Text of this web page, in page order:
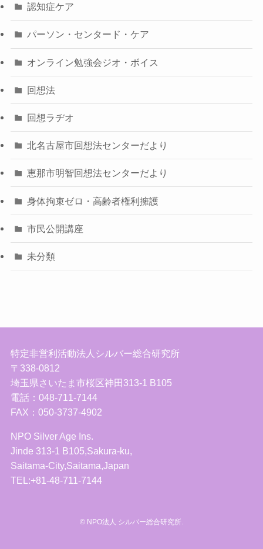
認知症ケア
パーソン・センタード・ケア
オンライン勉強会ジオ・ボイス
回想法
回想ラヂオ
北名古屋市回想法センターだより
恵那市明智回想法センターだより
身体拘束ゼロ・高齢者権利擁護
市民公開講座
未分類
特定非営利活動法人シルバー総合研究所
〒338-0812
埼玉県さいたま市桜区神田313-1 B105
電話：048-711-7144
FAX：050-3737-4902
NPO Silver Age Ins.
Jinde 313-1 B105,Sakura-ku,
Saitama-City,Saitama,Japan
TEL:+81-48-711-7144
© NPO法人 シルバー総合研究所.